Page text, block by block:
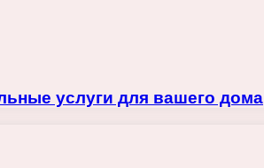
услуги для вашего дома